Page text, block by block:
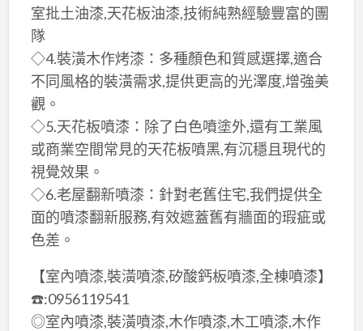
室批土油漆,天花板油漆,技術純熟經驗豐富的團
隊
◇4.裝潢木作烤漆：多種顏色和質感選擇,適合
不同風格的裝潢需求,提供更高的光澤度,增強美
觀。
◇5.天花板噴漆：除了白色噴塗外,還有工業風
或商業空間常見的天花板噴黑,有沉穩且現代的
視覺效果。
◇6.老屋翻新噴漆：針對老舊住宅,我們提供全
面的噴漆翻新服務,有效遮蓋舊有牆面的瑕疵或
色差。
【室內噴漆,裝潢噴漆,矽酸鈣板噴漆,全棟噴漆】
☎️:0956119541
◎室內噴漆,裝潢噴漆,木作噴漆,木工噴漆,木作